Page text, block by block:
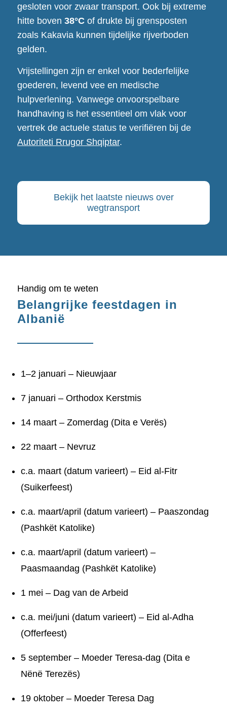
gesloten voor zwaar transport. Ook bij extreme
hitte boven 38°C of drukte bij grensposten
zoals Kakavia kunnen tijdelijke rijverboden
gelden.
Vrijstellingen zijn er enkel voor bederfelijke
goederen, levend vee en medische
hulpverlening. Vanwege onvoorspelbare
handhaving is het essentieel om vlak voor
vertrek de actuele status te verifiëren bij de
Autoriteti Rrugor Shqiptar.
Bekijk het laatste nieuws over
wegtransport
Handig om te weten
Belangrijke feestdagen in
Albanië
1–2 januari – Nieuwjaar
7 januari – Orthodox Kerstmis
14 maart – Zomerdag (Dita e Verës)
22 maart – Nevruz
c.a. maart (datum varieert) – Eid al-Fitr
(Suikerfeest)
c.a. maart/april (datum varieert) – Paaszondag
(Pashkët Katolike)
c.a. maart/april (datum varieert) –
Paasmaandag (Pashkët Katolike)
1 mei – Dag van de Arbeid
c.a. mei/juni (datum varieert) – Eid al-Adha
(Offerfeest)
5 september – Moeder Teresa-dag (Dita e
Nënë Terezës)
19 oktober – Moeder Teresa Dag